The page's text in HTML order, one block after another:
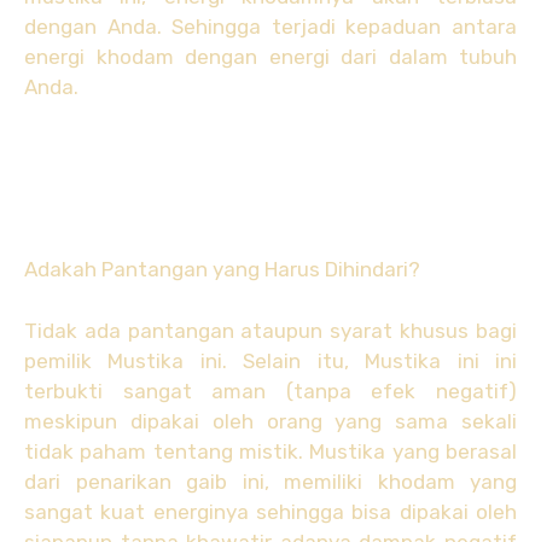
dengan Anda. Sehingga terjadi kepaduan antara
energi khodam dengan energi dari dalam tubuh
Anda.
Adakah Pantangan yang Harus Dihindari?
Tidak ada pantangan ataupun syarat khusus bagi
pemilik Mustika ini. Selain itu, Mustika ini ini
terbukti sangat aman (tanpa efek negatif)
meskipun dipakai oleh orang yang sama sekali
tidak paham tentang mistik. Mustika yang berasal
dari penarikan gaib ini, memiliki khodam yang
sangat kuat energinya sehingga bisa dipakai oleh